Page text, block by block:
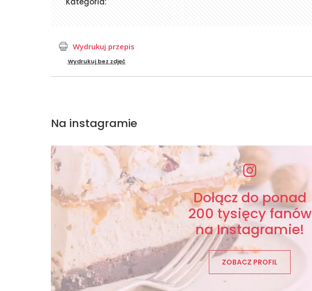
Wydrukuj przepis
Wydrukuj bez zdjęć
Na instagramie
Dołącz do ponad
200 tysięcy fanów
na Instagramie!
ZOBACZ PROFIL